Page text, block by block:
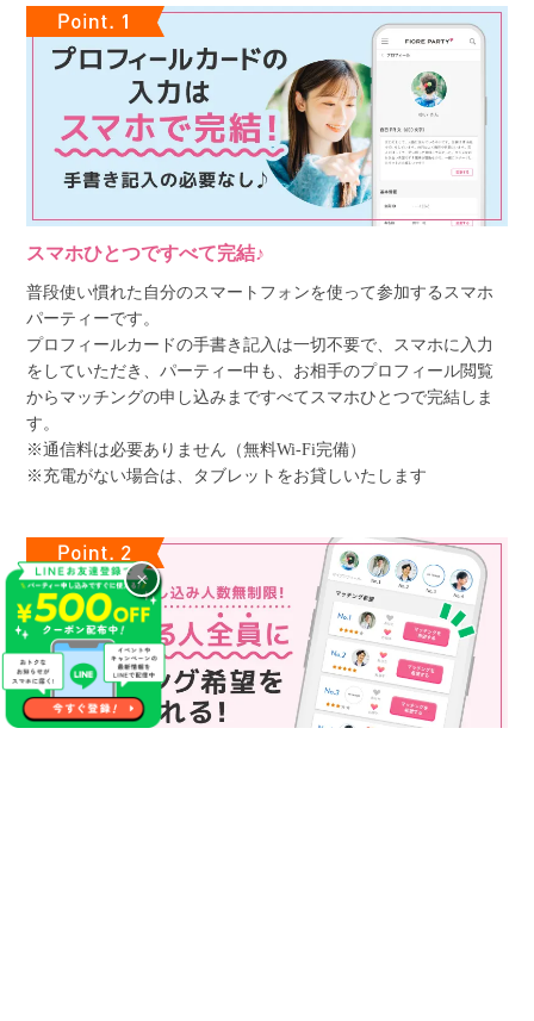
スマホひとつですべて完結♪
普段使い慣れた自分のスマートフォンを使って参加するスマホ
パーティーです。
プロフィールカードの手書き記入は一切不要で、スマホに入力
をしていただき、パーティー中も、お相手のプロフィール閲覧
からマッチングの申し込みまですべてスマホひとつで完結しま
す。
※通信料は必要ありません（無料Wi-Fi完備）
※充電がない場合は、タブレットをお貸しいたします
×